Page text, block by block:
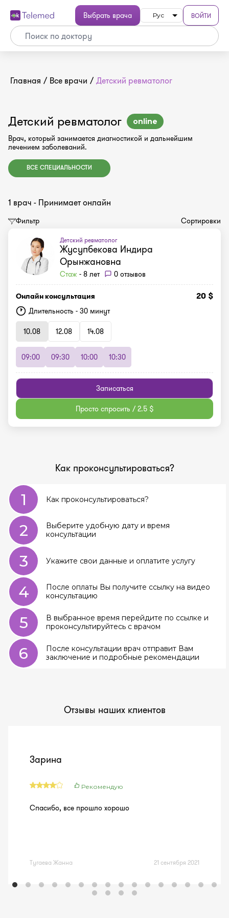
Выбрать врача Рус ВОЙТИ
Главная / Все врачи / Детский ревматолог
Детский ревматолог online
Врач, который занимается диагностикой и дальнейшим
лечением заболеваний.
ВСЕ СПЕЦИАЛЬНОСТИ
1 врач - Принимает онлайн
Фильтр Сортировки
Детский ревматолог
Жусупбекова Индира
Орынжановна
Стаж - 8 лет 0 отзывов
Онлайн консультация 20 $
Длительность - 30 минут
10.08
12.08 14.08
09:00 09:30 10:00 10:30
Записаться
Просто спросить / 2.5 $
Как проконсультироваться?
1 Как проконсультироваться?
2
Выберите удобную дату и время
консультации
3 Укажите свои данные и оплатите услугу
4
После оплаты Вы получите ссылку на видео
консультацию
5
В выбранное время перейдите по ссылке и
проконсультируйтесь с врачом
6
После консультации врач отправит Вам
заключение и подробные рекомендации
Отзывы наших клиентов
Зарина
Рекомендую
Спасибо, все прошло хорошо
Тугаева Жанна 21 сентября 2021